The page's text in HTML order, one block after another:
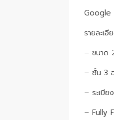
Google
รายละเ
– ขนาด
– ชั้น 3
– ระเบี
– Fully